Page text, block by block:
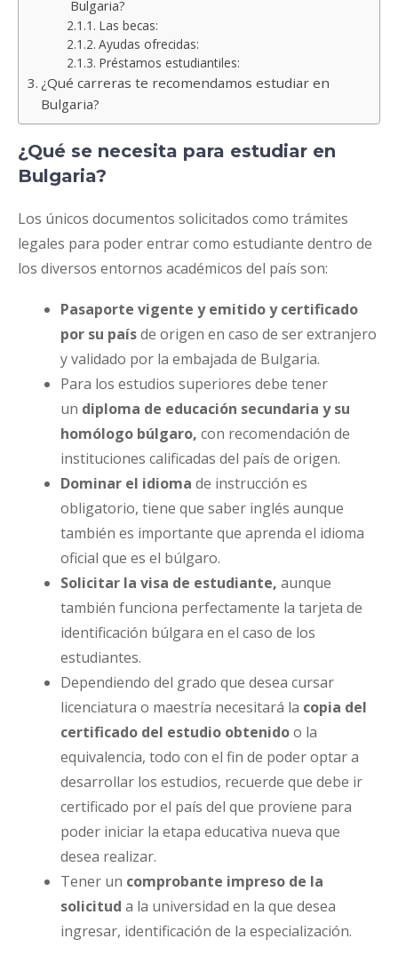
Bulgaria?
Las becas:
Ayudas ofrecidas:
Préstamos estudiantiles:
¿Qué carreras te recomendamos estudiar en
Bulgaria?
¿Qué se necesita para estudiar en
Bulgaria?
Los únicos documentos solicitados como trámites
legales para poder entrar como estudiante dentro de
los diversos entornos académicos del país son:
Pasaporte vigente y emitido y certificado
por su paísde origen en caso de ser extranjero
y validado por la embajada de Bulgaria.
Para los estudios superiores debe tener
un diploma de educación secundaria y su
homólogo búlgaro, con recomendación de
instituciones calificadas del país de origen.
Dominar el idioma de instrucción es
obligatorio, tiene que saber inglés aunque
también es importante que aprenda el idioma
oficial que es el búlgaro.
Solicitar la visa de estudiante, aunque
también funciona perfectamente la tarjeta de
identificación búlgara en el caso de los
estudiantes.
Dependiendo del grado que desea cursar
licenciatura o maestría necesitará la copia del
certificado del estudio obtenidoo la
equivalencia, todo con el fin de poder optar a
desarrollar los estudios, recuerde que debe ir
certificado por el país del que proviene para
poder iniciar la etapa educativa nueva que
desea realizar.
Tener un comprobante impreso de la
solicitud a la universidad en la que desea
ingresar, identificación de la especialización.